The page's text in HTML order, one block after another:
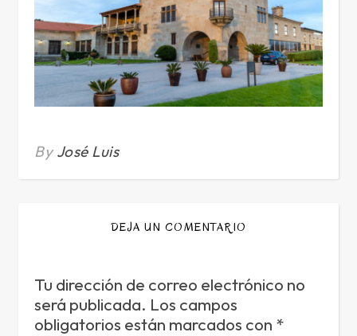
ByJosé Luis
DEJA UN COMENTARIO
Tu dirección de correo electrónico no
será publicada. Los campos
obligatorios están marcados con *